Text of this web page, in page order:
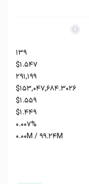
۱۳۹
$۱.۵۴۷
۲۹۱,۱۹۹
$۱۵۳,۰۴۷,۶۸۴.۳۰۲۶
$۱.۵۵۹
$۱.۴۴۹
۰.۰۰۷%
۰.۰۰M / ۹۹.۲۴M